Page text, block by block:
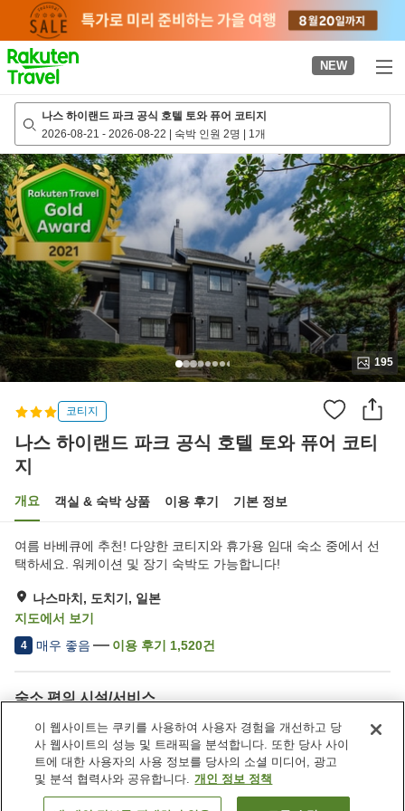
page
NEW
나스 하이랜드 파크 공식 호텔 토와 퓨어 코티지
2026-08-21 - 2026-08-22 | 숙박 인원 2명 | 1개
195
코티지
나스 하이랜드 파크 공식 호텔 토와 퓨어 코티
지
개요 객실 & 숙박 상품 이용 후기 기본 정보
여름 바베큐에 추천! 다양한 코티지와 휴가용 임대 숙소 중에서 선
택하세요. 워케이션 및 장기 숙박도 가능합니다!
나스마치, 도치기, 일본
지도에서 보기
4 매우 좋음 이용 후기 1,520건
숙소 편의 시설/서비스
주차장
레스토랑
건물 내에서 반려동물 동반
가능
자동판매기
이 웹사이트는 쿠키를 사용하여 사용자 경험을 개선하고 당
사 웹사이트의 성능 및 트래픽을 분석합니다. 또한 당사 사이
트에 대한 사용자의 사용 정보를 당사의 소셜 미디어, 광고
및 분석 협력사와 공유합니다. 개인 정보 정책